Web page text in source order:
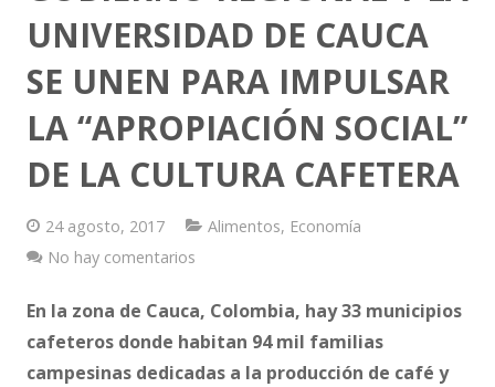
Vestimenta
UNIVERSIDAD DE CAUCA
SE UNEN PARA IMPULSAR
LA “APROPIACIÓN SOCIAL”
DE LA CULTURA CAFETERA
24 agosto, 2017 Alimentos, Economía
No hay comentarios
En la zona de Cauca, Colombia, hay 33 municipios
cafeteros donde habitan 94 mil familias
campesinas dedicadas a la producción de café y